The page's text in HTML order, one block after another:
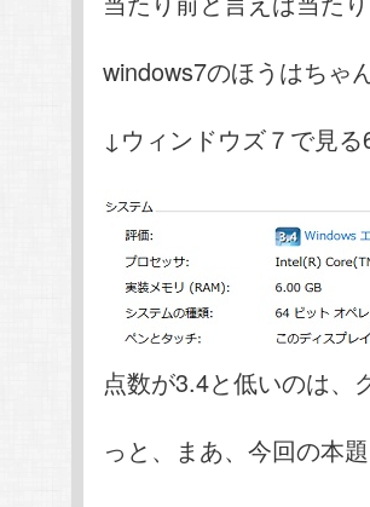
windows7のほうはちゃ
↓ウィンドウズ７で見る
点数が3.4と低いのは
っと、まあ、今回の本